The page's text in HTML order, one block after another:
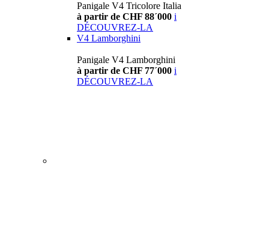
Panigale V4 Tricolore Italia
à partir de CHF 88´000 i
DÉCOUVREZ-LA
V4 Lamborghini
Panigale V4 Lamborghini
à partir de CHF 77´000 i
DÉCOUVREZ-LA